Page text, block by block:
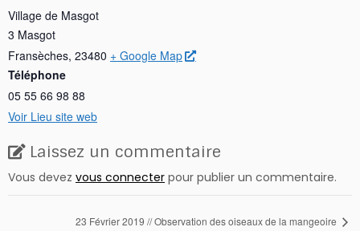
Village de Masgot
3 Masgot
Fransèches, 23480 + Google Map
Téléphone
05 55 66 98 88
Voir Lieu site web
Laissez un commentaire
Vous devez vous connecter pour publier un commentaire.
23 Février 2019 // Observation des oiseaux de la mangeoire